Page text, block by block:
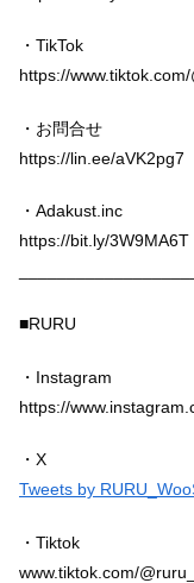
・TikTok
https://
・お問合せ
https://lin.ee/aVK2pg7
・Adakust.inc
https://bit.ly/3W9MA6T
■RURU
・Instagram
https://
・X
Tweets by
・Tiktok
www.tiktok.com/